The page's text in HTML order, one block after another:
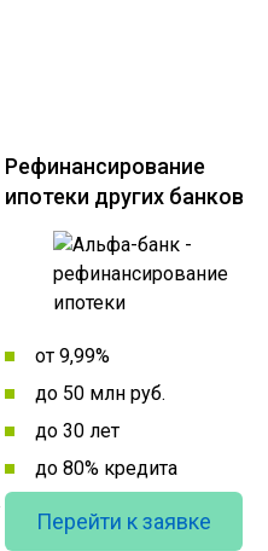
Рефинансирование
ипотеки других банков
от 9,99%
до 50 млн руб.
до 30 лет
до 80% кредита
Перейти к заявке